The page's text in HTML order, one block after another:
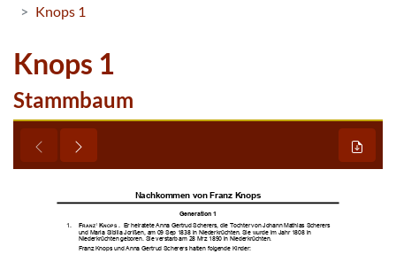
Knops 1
Knops 1
Stammbaum


    



